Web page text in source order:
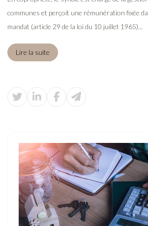
communes et perçoit une rémunération fixée
mandat (article 29 de la loi du 10 juillet 1965)...
Lire la suite